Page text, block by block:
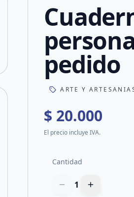
Compartir en Facebook
pedido
ARTE Y
$ 20.000
El precio incluye IVA.
Cantidad
1